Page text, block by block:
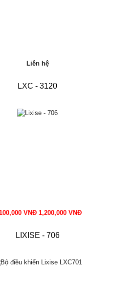
Liên hệ
LXC - 3120
VNĐ 1,200,000 VNĐ
LIXISE - 706